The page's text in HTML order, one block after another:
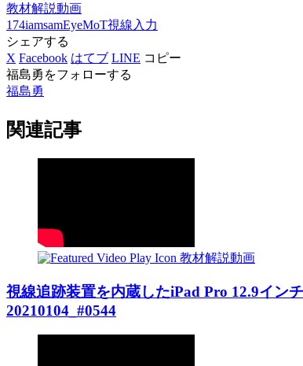
教材解説動画
174iamsamEyeMoT視線入力
シェアする
X Facebook はてブ LINE コピー
福島勇をフォローする
福島勇
関連記事
教材解説動画
視線追跡装置を内蔵したiPad Pro 12.9イン
20210104_#0544